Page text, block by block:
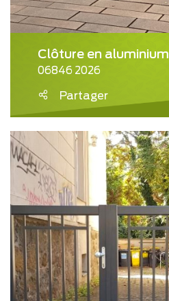
Clôture en aluminium
06846 2026
Partager